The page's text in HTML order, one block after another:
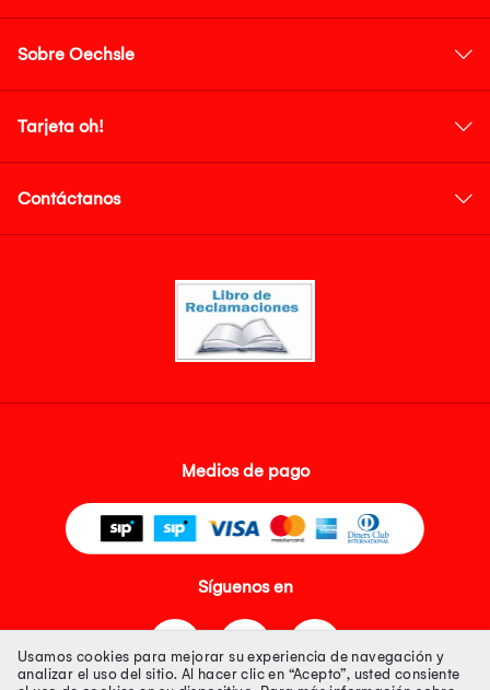
Sobre Oechsle
Tarjeta oh!
Contáctanos
Medios de pago
Síguenos en
Usamos cookies para mejorar su experiencia de navegación y
analizar el uso del sitio. Al hacer clic en “Acepto”, usted consiente